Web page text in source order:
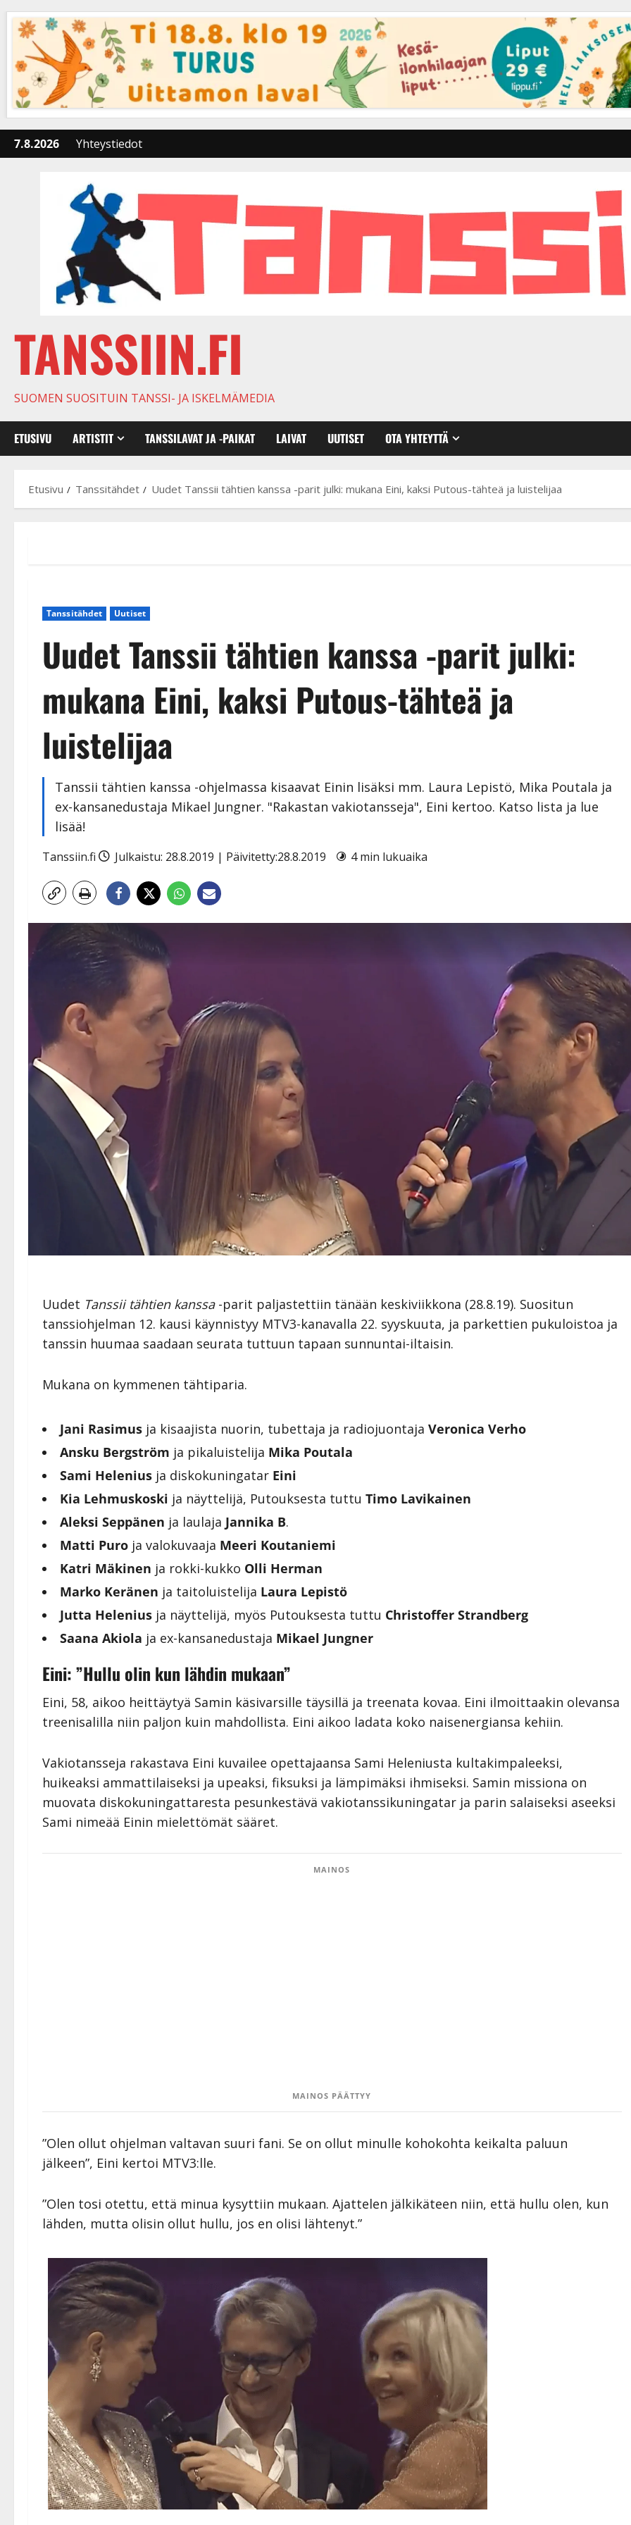
content
7.8.2026 Yhteystiedot
TANSSIIN.FI
SUOMEN SUOSITUIN TANSSI- JA ISKELMÄMEDIA
ETUSIVU ARTISTIT TANSSILAVAT JA -PAIKAT LAIVAT UUTISET OTA YHTEYTTÄ
Etusivu Tanssitähdet Uudet Tanssii tähtien kanssa -parit julki: mukana Eini, kaksi Putous-tähteä ja luistelijaa
Tanssitähdet Uutiset
Uudet Tanssii tähtien kanssa -parit julki:
mukana Eini, kaksi Putous-tähteä ja
luistelijaa
Tanssii tähtien kanssa -ohjelmassa kisaavat Einin lisäksi mm. Laura Lepistö, Mika Poutala ja
ex-kansanedustaja Mikael Jungner. "Rakastan vakiotansseja", Eini kertoo. Katso lista ja lue
lisää!
Tanssiin.fi Julkaistu: 28.8.2019 | Päivitetty:28.8.2019 4 min lukuaika
Uudet Tanssii tähtien kanssa-parit paljastettiin tänään keskiviikkona (28.8.19). Suositun
tanssiohjelman 12. kausi käynnistyy MTV3-kanavalla 22. syyskuuta, ja parkettien pukuloistoa ja
tanssin huumaa saadaan seurata tuttuun tapaan sunnuntai-iltaisin.
Mukana on kymmenen tähtiparia.
Jani Rasimus ja kisaajista nuorin, tubettaja ja radiojuontaja Veronica Verho
Ansku Bergström ja pikaluistelija Mika Poutala
Sami Helenius ja diskokuningatar Eini
Kia Lehmuskoski ja näyttelijä, Putouksesta tuttu Timo Lavikainen
Aleksi Seppänen ja laulaja Jannika B.
Matti Puro ja valokuvaaja Meeri Koutaniemi
Katri Mäkinen ja rokki-kukko Olli Herman
Marko Keränen ja taitoluistelija Laura Lepistö
Jutta Helenius ja näyttelijä, myös Putouksesta tuttu Christoffer Strandberg
Saana Akiola ja ex-kansanedustaja Mikael Jungner
Eini: ”Hullu olin kun lähdin mukaan”
Eini, 58, aikoo heittäytyä Samin käsivarsille täysillä ja treenata kovaa. Eini ilmoittaakin olevansa
treenisalilla niin paljon kuin mahdollista. Eini aikoo ladata koko naisenergiansa kehiin.
Vakiotansseja rakastava Eini kuvailee opettajaansa Sami Heleniusta kultakimpaleeksi,
huikeaksi ammattilaiseksi ja upeaksi, fiksuksi ja lämpimäksi ihmiseksi. Samin missiona on
muovata diskokuningattaresta pesunkestävä vakiotanssikuningatar ja parin salaiseksi aseeksi
Sami nimeää Einin mielettömät sääret.
MAINOS
MAINOS PÄÄTTYY
”Olen ollut ohjelman valtavan suuri fani. Se on ollut minulle kohokohta keikalta paluun
jälkeen”, Eini kertoi MTV3:lle.
”Olen tosi otettu, että minua kysyttiin mukaan. Ajattelen jälkikäteen niin, että hullu olen, kun
lähden, mutta olisin ollut hullu, jos en olisi lähtenyt.”